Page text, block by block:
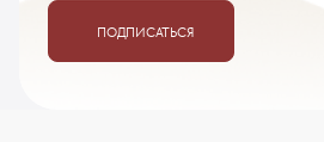
ПОДПИСАТЬСЯ